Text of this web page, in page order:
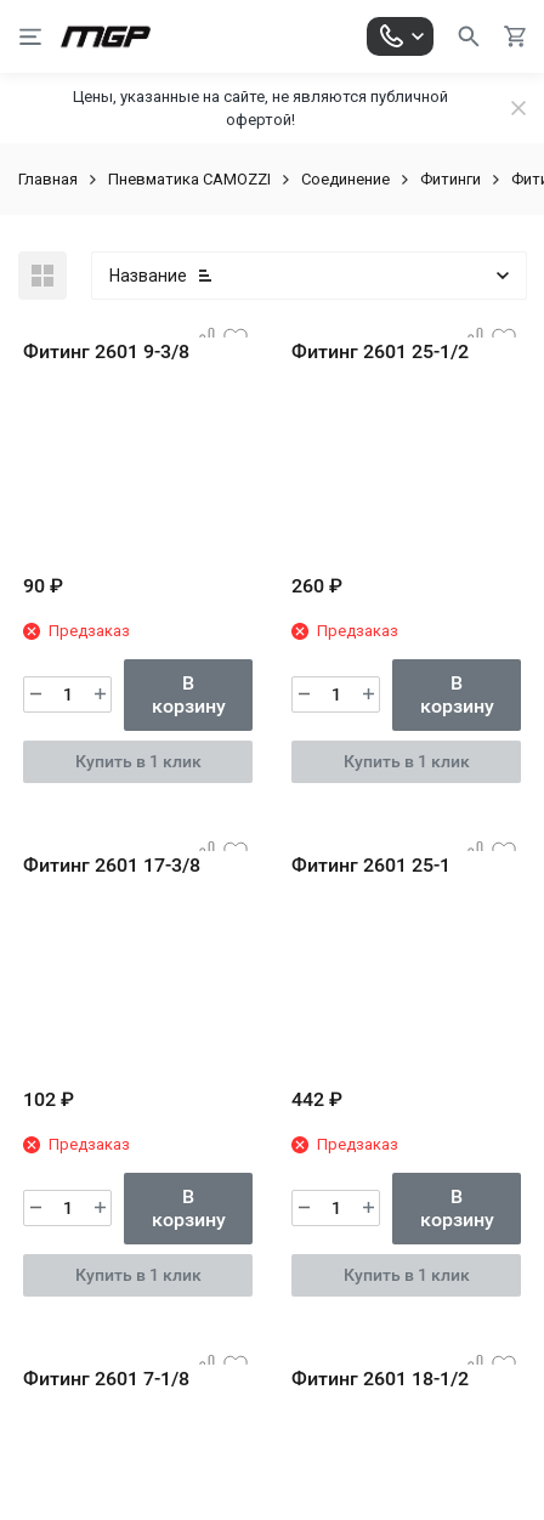
Цены, указанные на сайте, не являются публичной
офертой!
Главная Пневматика CAMOZZI Соединение Фитинги
Название
Фитинг 2601 9-3/8
90 ₽
Предзаказ
В
корзину
Купить в 1 клик
Фитинг 2601 25-1/2
260 ₽
Предзаказ
В
корзину
Купить в 1 клик
Фитинг 2601 17-3/8
102 ₽
Предзаказ
В
корзину
Купить в 1 клик
Фитинг 2601 25-1
442 ₽
Предзаказ
В
корзину
Купить в 1 клик
Фитинг 2601 7-1/8 Фитинг 2601 18-1/2